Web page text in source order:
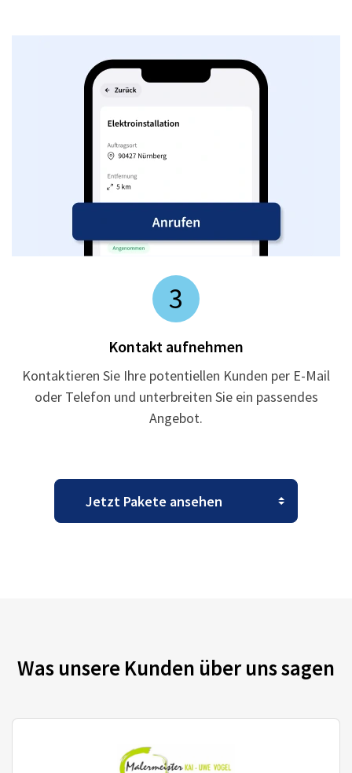
3
Kontakt aufnehmen
Kontaktieren Sie Ihre potentiellen Kunden per E-Mail
oder Telefon und unterbreiten Sie ein passendes
Angebot.
Was unsere Kunden über uns sagen